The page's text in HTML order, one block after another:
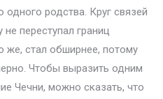
родства. Круг связей
переступал границ
же, стал обширнее, потому
Чтобы выразить одним
Чечни, можно сказать, что